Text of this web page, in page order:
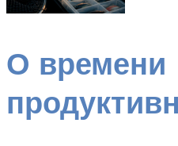
О времени